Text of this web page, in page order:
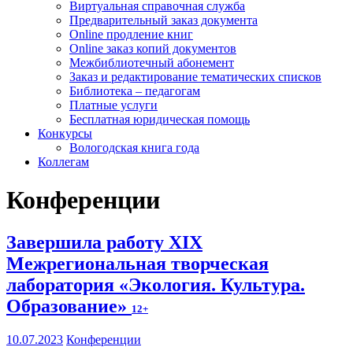
Виртуальная справочная служба
Предварительный заказ документа
Online продление книг
Online заказ копий документов
Межбиблиотечный абонемент
Заказ и редактирование тематических списков
Библиотека – педагогам
Платные услуги
Бесплатная юридическая помощь
Конкурсы
Вологодская книга года
Коллегам
Конференции
Завершила работу XIX
Межрегиональная творческая
лаборатория «Экология. Культура.
Образование» 12+
10.07.2023 Конференции